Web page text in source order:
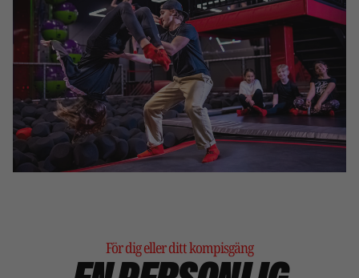
För dig eller ditt kompisgäng